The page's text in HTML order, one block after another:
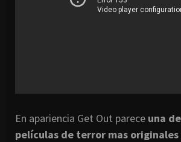
En apariencia Get Out parece una
películas de terror mas originales